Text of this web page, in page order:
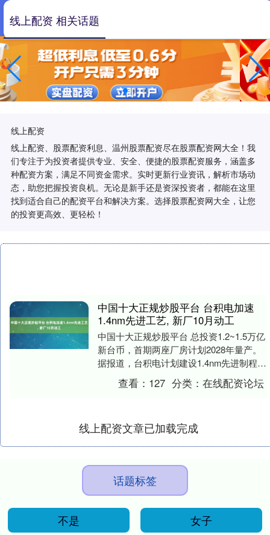
线上配资
线上配资、股票配资利息、温州股票配资尽在股票配资网大全！我
们专注于为投资者提供专业、安全、便捷的股票配资服务，涵盖多
种配资方案，满足不同资金需求。实时更新行业资讯，解析市场动
态，助您把握投资良机。无论是新手还是资深投资者，都能在这里
找到适合自己的配资平台和解决方案。选择股票配资网大全，让您
的投资更高效、更轻松！
线上配资 相关话题
中国十大正规炒股平台 台积电加速
1.4nm先进工艺, 新厂10月动工
中国十大正规炒股平台 总投资1.2~1.5万亿
新台币，首期两座厂房计划2028年量产。
据报道，台积电计划建设1.4nm先进制程新
厂，预计10月动工，总投资1.....
查看： 127 分类：在线配资论坛
线上配资文章已加载完成
话题标签
不是
女子